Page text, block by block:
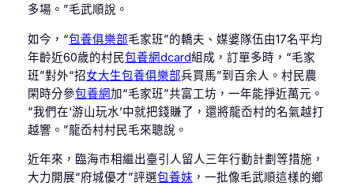
多場。”毛武順說。
如今，“包養俱樂部毛家班”的轎夫、媒婆隊伍由17名平均
年齡近60歲的村民包養網dcard組成，訂單多時，“毛家
班”對外“招女大生包養俱樂部兵買馬”到百余人。村民農
閑時分參包養網加“毛家班”共富工坊，一年能掙近萬元。
“我們在‘游山玩水’中就把錢賺了，還將龍岙村的名氣越打
越響。”龍岙村村民毛來聰說。
近年來，臨海市相繼出臺引人留人三年行動計劃等措施，
大力開展“府城優才”評選包養妹 ，一批像毛武順這樣的鄉